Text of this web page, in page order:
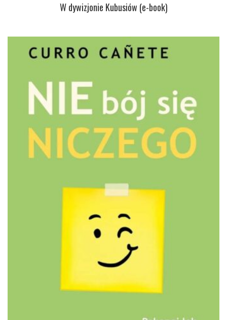
W dywizjonie Kubusiów (e-book)